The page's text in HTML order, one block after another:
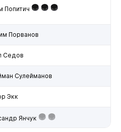
Попитич
Порванов
Седов
Сулейманов
Экк
Янчук